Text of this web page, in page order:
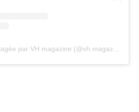
Une publication partagée par VH magazine (@vh.magazine)